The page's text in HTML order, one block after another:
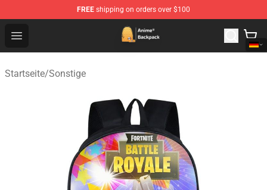
FREE shipping on orders over $100
Open menu
Anime Backpack Shop - Official Anime Backpack Store
Startseite/Sonstige